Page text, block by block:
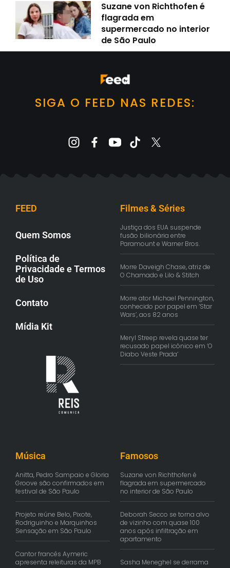
Suzane von Richthofen é
flagrada em
supermercado no interior
de São Paulo
SIGA O FEED NAS REDES:
FEED
Quem Somos
Política de
Privacidade e Termos
de Uso
Contato
Mídia Kit
Filmes & Séries
Justiça dos EUA suspende
fusão bilionária entre
Paramount e Warner Bros.
Morre Daveigh Chase, atriz de
O Chamado e Lilo & Stitch
Morre ator Michael Pennington,
conhecido por papel em ‘Star
Wars’, aos 82 anos
Meryl Streep revela quase ter
recusado papel icônico em ‘O
Diabo Veste Prada’
Música
Anitta, Pedro Sampaio e Gloria
Groove são confirmados em
festival de São Paulo
Projeto reúne Belo, Pixote,
Rodriguinho e Marquinhos
Sensação em São Paulo
Cantor francês Aymeric
apresenta releituras da MPB
Famosos
Suzane von Richthofen é
flagrada em supermercado
no interior de São Paulo
Deborah Secco se torna alvo
de vizinho com quase 100
anos após infiltração em
apartamento
Sasha Meneghel se derrama